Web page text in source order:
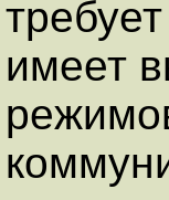
имеет